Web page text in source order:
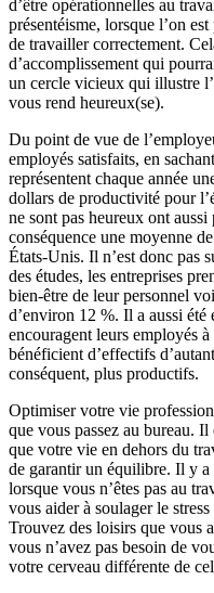
d’être opérationnelles au
présentéisme, lorsque l’on
de travailler correctement.
d’accomplissement qui
un cercle vicieux qui illustre
vous rend heureux(se).
Du point de vue de
employés satisfaits, en
représentent chaque année
dollars de productivité pour
ne sont pas heureux ont
conséquence une moyenne
États-Unis. Il n’est donc pas
des études, les entreprises
bien-être de leur personnel
d’environ 12 %. Il a aussi été
encouragent leurs employés
bénéficient d’effectifs
conséquent, plus productifs.
Optimiser votre vie
que vous passez au bureau.
que votre vie en dehors du
de garantir un équilibre. Il y a
lorsque vous n’êtes pas au
vous aider à soulager le
Trouvez des loisirs que vous
vous n’avez pas besoin de
votre cerveau différente de